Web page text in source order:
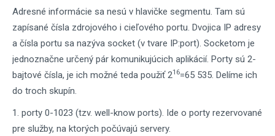
Adresné informácie sa nesú v hlavičke segmentu. Tam sú
zapísané čísla zdrojového i cieľového portu. Dvojica IP adresy
a čísla portu sa nazýva socket (v tvare IP:port). Socketom je
jednoznačne určený pár komunikujúcich aplikácií. Porty sú 2-
bajtové čísla, je ich možné teda použiť 216=65 535. Delíme ich
do troch skupín.
1. porty 0-1023 (tzv. well-know ports). Ide o porty rezervované
pre služby, na ktorých počúvajú servery.